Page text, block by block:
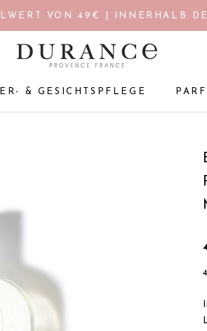
VON 49€ | INNERHALB
& GESICHTSPFLEGE